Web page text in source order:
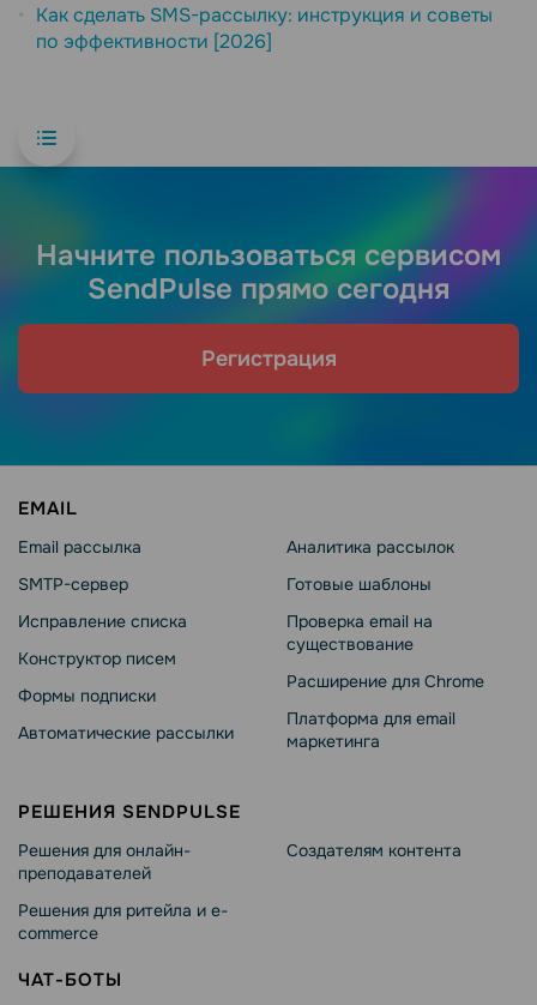
Как сделать SMS-рассылку: инструкция и советы
по эффективности [2026]
Начните пользоваться сервисом
SendPulse прямо сегодня
Регистрация
EMAIL
Email рассылка
SMTP-сервер
Исправление списка
Конструктор писем
Формы подписки
Автоматические рассылки
Аналитика рассылок
Готовые шаблоны
Проверка email на
существование
Расширение для Chrome
Платформа для email
маркетинга
РЕШЕНИЯ SENDPULSE
Решения для онлайн-
преподавателей
Решения для ритейла и e-
commerce
Создателям контента
ЧАТ-БОТЫ